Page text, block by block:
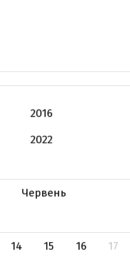
2016
2022
Червень
14 15 16 17